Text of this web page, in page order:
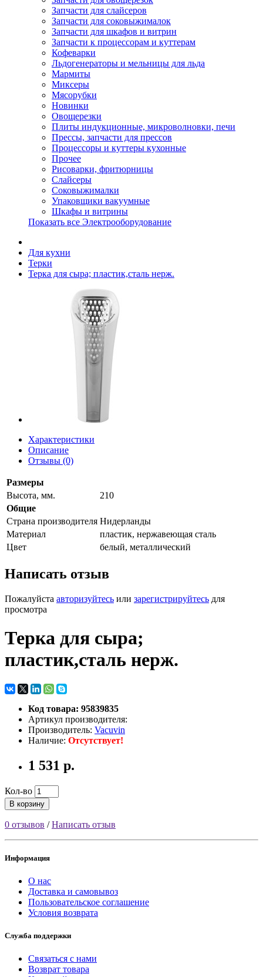
Запчасти для слайсеров
Запчасти для соковыжималок
Запчасти для шкафов и витрин
Запчасти к процессорам и куттерам
Кофеварки
Льдогенераторы и мельницы для льда
Мармиты
Миксеры
Мясорубки
Новинки
Овощерезки
Плиты индукционные, микроволновки, печи
Прессы, запчасти для прессов
Процессоры и куттеры кухонные
Прочее
Рисоварки, фритюрницы
Слайсеры
Соковыжималки
Упаковщики вакуумные
Шкафы и витрины
Показать все Электрооборудование
Для кухни
Терки
Терка для сыра; пластик,сталь нерж.
Характеристики
Описание
Отзывы (0)
Размеры
Высота, мм.
210
Общие
Страна производителя Нидерланды
Материал
пластик, нержавеющая сталь
Цвет
белый, металлический
Написать отзыв
Пожалуйста авторизуйтесь или зарегистрируйтесь для
просмотра
Терка для сыра;
пластик,сталь нерж.
Код товара: 95839835
Артикул производителя:
Производитель: Vacuvin
Наличие: Отсутствует!
1 531 р.
Кол-во
В корзину
0 отзывов /Написать отзыв
Информация
О нас
Доставка и самовывоз
Пользовательское соглашение
Условия возврата
Служба поддержки
Связаться с нами
Возврат товара